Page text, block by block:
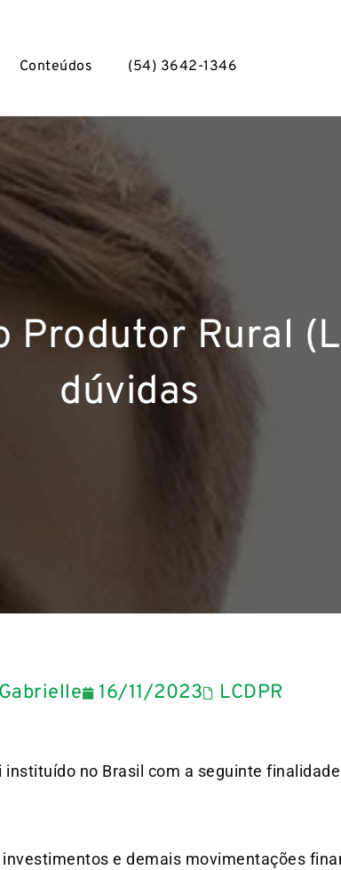
Conteúdos (54) 3642-1346
Produtor Rural
dúvidas
Gabrielle 16/11/2023 LCDPR
instituído no Brasil com a seguinte
investimentos e demais movimentações